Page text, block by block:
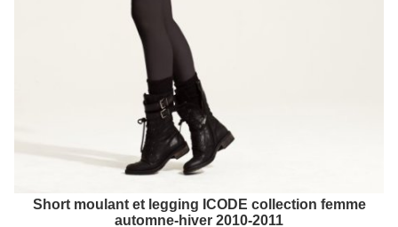
Short moulant et legging ICODE collection femme
automne-hiver 2010-2011